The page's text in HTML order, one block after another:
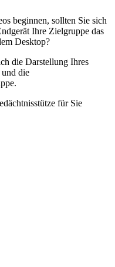
beginnen, sollten Sie sich
Ihre Zielgruppe das
Desktop?
die Darstellung Ihres
und die
für Sie